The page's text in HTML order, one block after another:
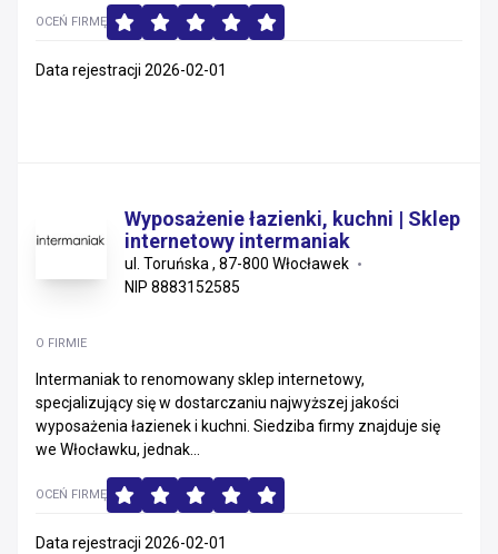
OCEŃ FIRMĘ
Data rejestracji 2026-02-01
Wyposażenie łazienki, kuchni | Sklep
internetowy intermaniak
ul. Toruńska , 87-800 Włocławek
NIP 8883152585
O FIRMIE
Intermaniak to renomowany sklep internetowy,
specjalizujący się w dostarczaniu najwyższej jakości
wyposażenia łazienek i kuchni. Siedziba firmy znajduje się
we Włocławku, jednak...
OCEŃ FIRMĘ
Data rejestracji 2026-02-01